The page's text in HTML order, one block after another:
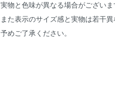
実物と色味が異なる場合がございま
また表示のサイズ感と実物は若干異
予めご了承ください。